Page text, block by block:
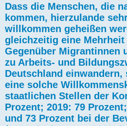
Dass die Menschen, die
kommen, hierzulande
willkommen geheißen
gleichzeitig eine Mehrheit
Gegenüber Migrantinnen
zu Arbeits- und
Deutschland einwandern,
eine solche
staatlichen Stellen der
Prozent; 2019: 79
und 73 Prozent bei der